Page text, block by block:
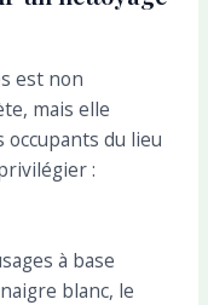
est non
mais elle
du lieu
:
à base
blanc, le